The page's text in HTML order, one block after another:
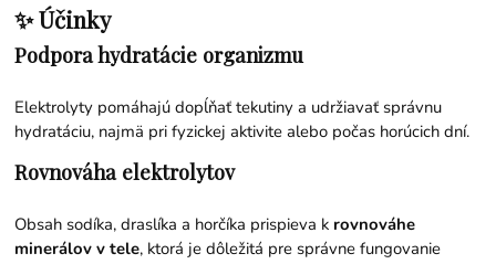
✨ Účinky
Podpora hydratácie organizmu
Elektrolyty pomáhajú dopĺňať tekutiny a udržiavať správnu
hydratáciu, najmä pri fyzickej aktivite alebo počas horúcich dní.
Rovnováha elektrolytov
Obsah sodíka, draslíka a horčíka prispieva k rovnováhe
minerálov v tele, ktorá je dôležitá pre správne fungovanie